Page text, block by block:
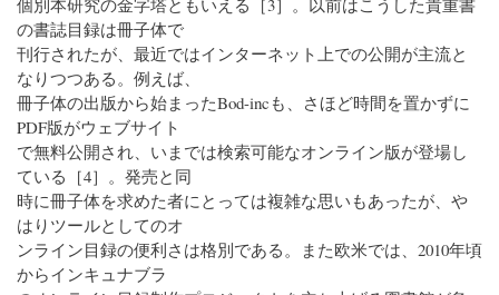
の書誌目録は冊子体で
刊行されたが、最近ではインターネット上での公開が主流と
なりつつある。例えば、
冊子体の出版から始まったBod-incも、さほど時間を置かずに
PDF版がウェブサイト
で無料公開され、いまでは検索可能なオンライン版が登場し
ている［4］。発売と同
時に冊子体を求めた者にとっては複雑な思いもあったが、や
はりツールとしてのオ
ンライン目録の便利さは格別である。また欧米では、2010年頃
からインキュナブラ